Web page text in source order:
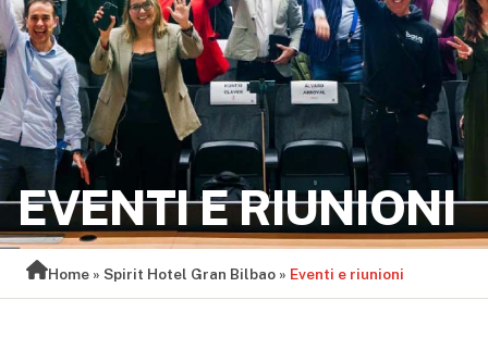
EVENTI E RIUNIONI
Home »Spirit Hotel Gran Bilbao » Eventi e riunioni